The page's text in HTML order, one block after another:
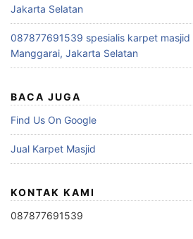
Jakarta Selatan
087877691539 spesialis karpet
Manggarai, Jakarta Selatan
BACA JUGA
Find Us On Google
Jual Karpet Masjid
KONTAK KAMI
087877691539